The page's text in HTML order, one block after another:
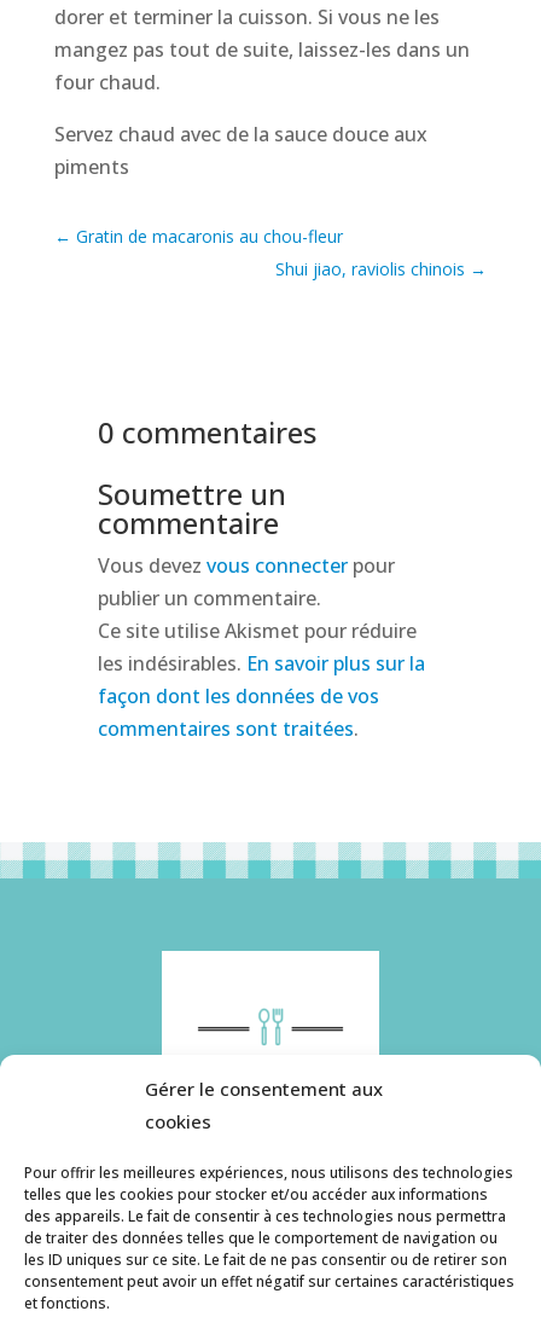
Gérer le consentement aux
cookies
Pour offrir les meilleures expériences, nous utilisons des technologies
telles que les cookies pour stocker et/ou accéder aux informations
des appareils. Le fait de consentir à ces technologies nous permettra
de traiter des données telles que le comportement de navigation ou
les ID uniques sur ce site. Le fait de ne pas consentir ou de retirer son
consentement peut avoir un effet négatif sur certaines caractéristiques
et fonctions.
dorer et terminer la cuisson. Si vous ne les
mangez pas tout de suite, laissez-les dans un
four chaud.
Servez chaud avec de la sauce douce aux
piments
← Gratin de macaronis au chou-fleur
Shui jiao, raviolis chinois →
0 commentaires
Soumettre un
commentaire
Vous devez vous connecterpour
publier un commentaire.
Ce site utilise Akismet pour réduire
les indésirables. En savoir plus sur la
façon dont les données de vos
commentaires sont traitées.
Histoire de pâtes utilise des cookies. Pour en
savoir plus, ainsi que sur la politique de
confidentialité, cliquez ici.